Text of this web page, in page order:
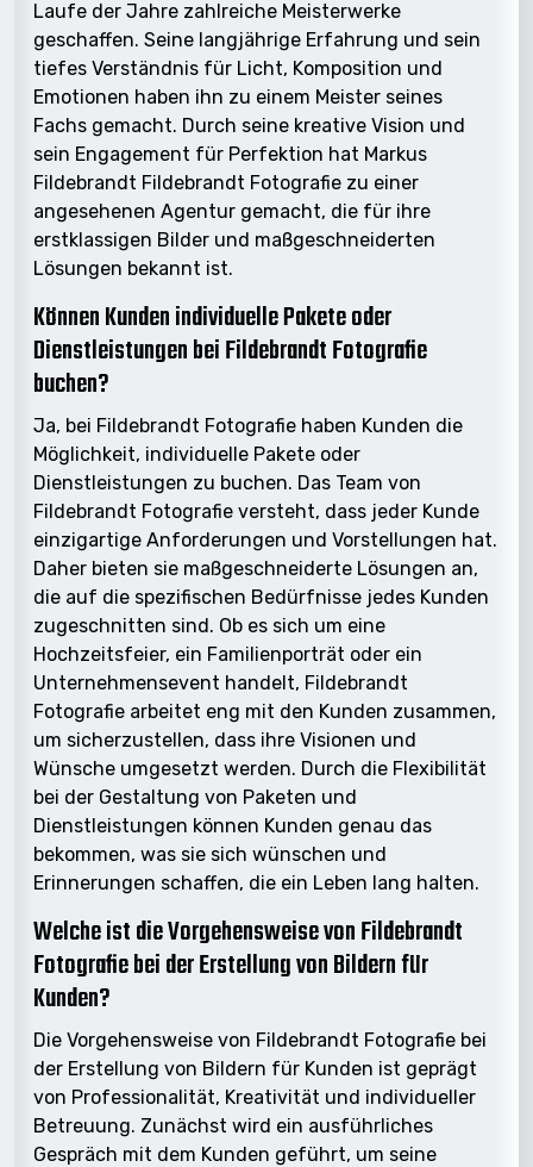
Laufe der Jahre zahlreiche Meisterwerke
geschaffen. Seine langjährige Erfahrung und sein
tiefes Verständnis für Licht, Komposition und
Emotionen haben ihn zu einem Meister seines
Fachs gemacht. Durch seine kreative Vision und
sein Engagement für Perfektion hat Markus
Fildebrandt Fildebrandt Fotografie zu einer
angesehenen Agentur gemacht, die für ihre
erstklassigen Bilder und maßgeschneiderten
Lösungen bekannt ist.
Können Kunden individuelle Pakete oder
Dienstleistungen bei Fildebrandt Fotografie
buchen?
Ja, bei Fildebrandt Fotografie haben Kunden die
Möglichkeit, individuelle Pakete oder
Dienstleistungen zu buchen. Das Team von
Fildebrandt Fotografie versteht, dass jeder Kunde
einzigartige Anforderungen und Vorstellungen hat.
Daher bieten sie maßgeschneiderte Lösungen an,
die auf die spezifischen Bedürfnisse jedes Kunden
zugeschnitten sind. Ob es sich um eine
Hochzeitsfeier, ein Familienporträt oder ein
Unternehmensevent handelt, Fildebrandt
Fotografie arbeitet eng mit den Kunden zusammen,
um sicherzustellen, dass ihre Visionen und
Wünsche umgesetzt werden. Durch die Flexibilität
bei der Gestaltung von Paketen und
Dienstleistungen können Kunden genau das
bekommen, was sie sich wünschen und
Erinnerungen schaffen, die ein Leben lang halten.
Welche ist die Vorgehensweise von Fildebrandt
Fotografie bei der Erstellung von Bildern für
Kunden?
Die Vorgehensweise von Fildebrandt Fotografie bei
der Erstellung von Bildern für Kunden ist geprägt
von Professionalität, Kreativität und individueller
Betreuung. Zunächst wird ein ausführliches
Gespräch mit dem Kunden geführt, um seine